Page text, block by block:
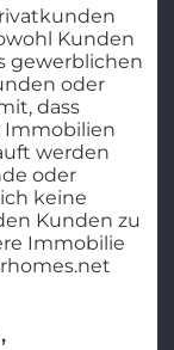
Kunden
gewerblichen
oder
dass
Immobilien
werden
oder
keine
Kunden zu
Immobilie